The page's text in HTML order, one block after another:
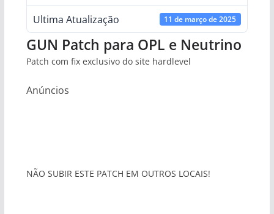
Ultima Atualização 11 de março de 2025
GUN Patch para OPL e Neutrino
Patch com fix exclusivo do site hardlevel
Anúncios
NÃO SUBIR ESTE PATCH EM OUTROS LOCAIS!